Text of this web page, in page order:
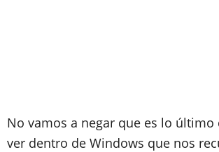
No vamos a negar que es lo último
ver dentro de Windows que nos